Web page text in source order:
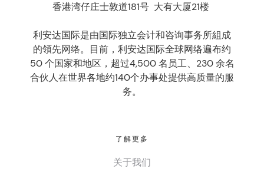
香港湾仔庄士敦道181号 大有大厦21楼
利安达国际是由国际独立会计和咨询事务所組成
的領先网络。目前，利安达国际全球网络遍布约
50 个国家和地区，超过4,500 名员工、230 余名
合伙人在世界各地约140个办事处提供高质量的服
务。
了解更多
关于我们